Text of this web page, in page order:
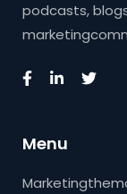
podcasts,
Menu